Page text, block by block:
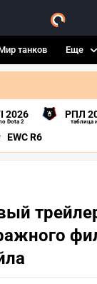
танков Еще
2026
Dota 2
РПЛ
таблица
EWC R6